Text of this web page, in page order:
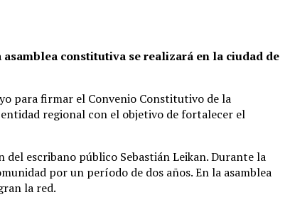
constitutiva se realizará en la ciudad de
para firmar el Convenio Constitutivo de la
entidad regional con el objetivo de fortalecer el
escribano público Sebastián Leikan. Durante la
por un período de dos años. En la asamblea
la red.